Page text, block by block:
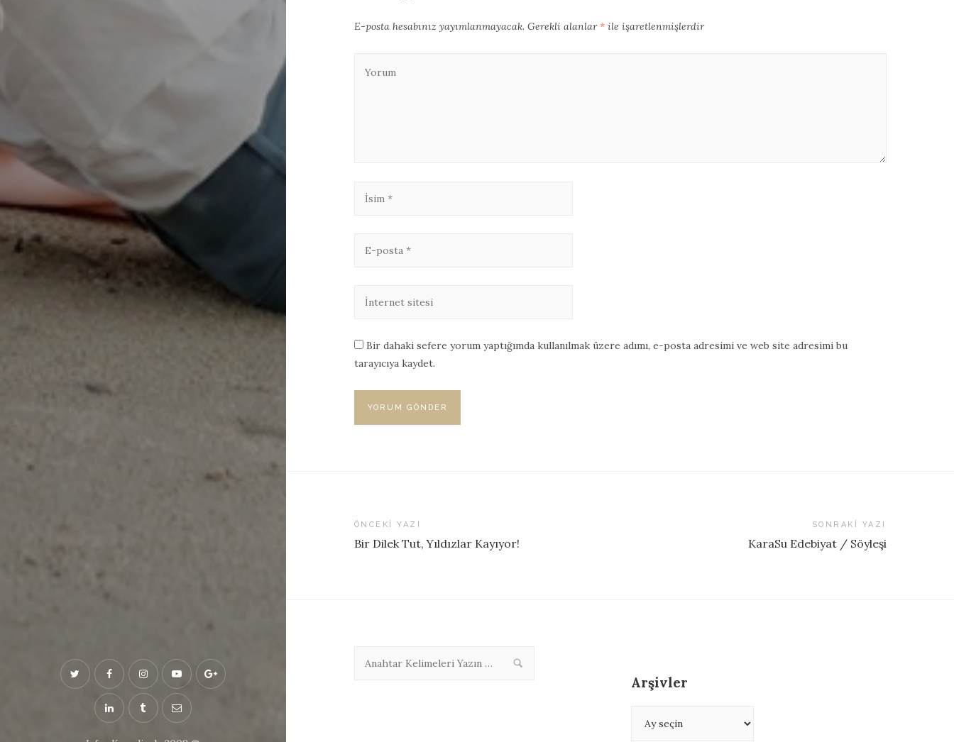
E-posta hesabınız yayımlanmayacak. Gerekli alanlar*ile işaretlenmişlerdir
Bir dahaki sefere yorum yaptığımda kullanılmak üzere adımı, e-posta adresimi ve web site adresimi bu
tarayıcıya kaydet.
ÖNCEKI YAZI
Bir Dilek Tut, Yıldızlar Kayıyor!
SONRAKI YAZI
KaraSu Edebiyat / Söyleşi
Arşivler